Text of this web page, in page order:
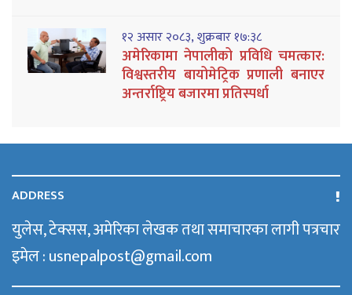
१२ असार २०८३, शुक्रबार १७:३८
अमेरिकामा नेपालीको प्रविधि चमत्कार:
विश्वस्तरीय बायोमेट्रिक प्रणाली बनाएर
अन्तर्राष्ट्रिय बजारमा प्रतिस्पर्धा
ADDRESS
युलेस, टेक्सस, अमेरिका लेखक तथा समाचारका लागी पत्रचार
इमेल : usnepalpost@gmail.com